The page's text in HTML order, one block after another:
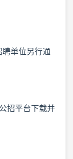
单位另行通
招平台下载并